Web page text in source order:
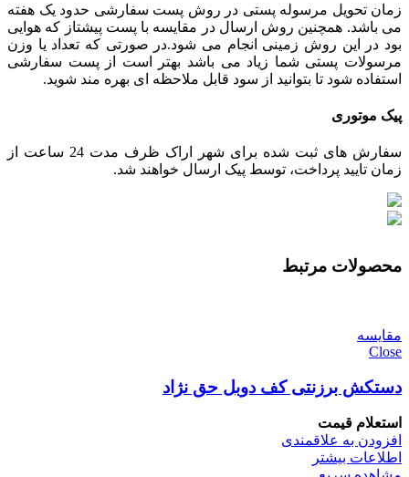
زمان تحویل مرسوله پستی در روش پست سفارشی حدود یک هفته
می باشد. همچنین روش ارسال در مقایسه با پست پیشتاز که هوایی
بود در این روش زمینی انجام می شود.در صورتی که تعداد یا وزن
مرسولات پستی شما زیاد می باشد بهتر است از پست سفارشی
استفاده شود تا بتوانید از سود قابل ملاحظه ای بهره مند شوید.
پیک موتوری
سفارش های ثبت شده برای شهر اراک ظرف مدت 24 ساعت از
زمان تایید پرداخت، توسط پیک ارسال خواهند شد.
محصولات مرتبط
مقایسه
Close
دستکش برزنتی کف دوبل حق نژاد
استعلام قیمت
افزودن به علاقمندی
اطلاعات بیشتر